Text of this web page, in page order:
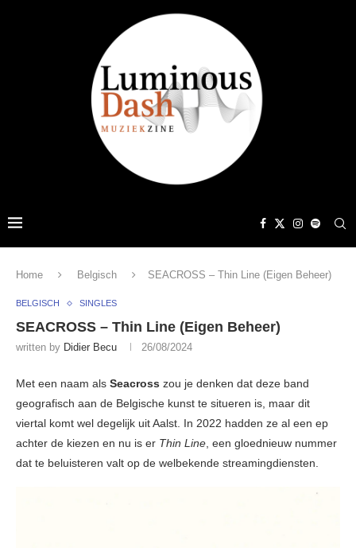
Home Belgisch SEACROSS – Thin Line (Eigen Beheer)
BELGISCH SINGLES
SEACROSS – Thin Line (Eigen Beheer)
written by Didier Becu 26/08/2024
Met een naam als Seacross zou je denken dat deze band
geografisch aan de Belgische kunst te situeren is, maar dit
viertal komt wel degelijk uit Aalst. In 2022 hadden ze al een ep
achter de kiezen en nu is er Thin Line, een gloednieuw nummer
dat te beluisteren valt op de welbekende streamingdiensten.